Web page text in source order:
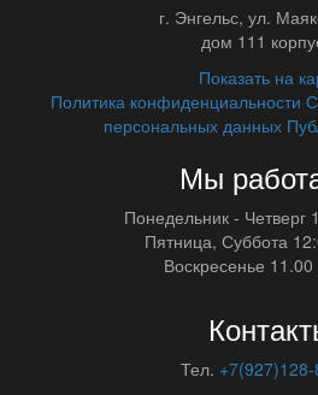
г. Энгельс, ул.
дом 111
Показать на
Политика конфиденциальности
персональных данных
Мы
Понедельник - Четверг
Пятница, Суббота
Воскресенье
Тел. +7(927)128-